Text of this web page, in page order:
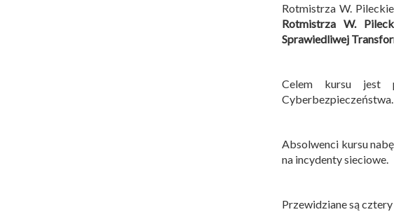
Rotmistrza W.
Rotmistrza W.
Sprawiedliwej
Celem kursu jest
Cyberbezpieczeństwa.
Absolwenci kursu
na incydenty sieciowe.
Przewidziane są